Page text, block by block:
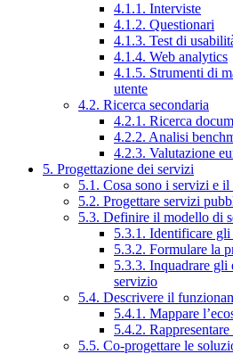
4.1.1. Interviste
4.1.2. Questionari
4.1.3. Test di
4.1.4. Web analytics
4.1.5. Strumenti di
utente
4.2. Ricerca secondaria
4.2.1. Ricerca
4.2.2. Analisi
4.2.3. Valutazione
5. Progettazione dei servizi
5.1. Cosa sono i servizi e il
5.2. Progettare servizi
5.3. Definire il modello di
5.3.1. Identificare
5.3.2. Formulare la
5.3.3. Inquadrare gli
servizio
5.4. Descrivere il
5.4.1. Mappare
5.4.2.
5.5. Co-progettare le